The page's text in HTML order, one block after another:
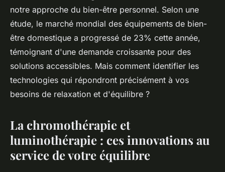
bien-être : découvrez
Divonne-les-Bains
Lisa•9 mars 2026•7 min de lecture
notre approche du bien-être personnel. Selon une
étude, le marché mondial des équipements de bien-
être domestique a progressé de 23% cette année,
témoignant d'une demande croissante pour des
solutions accessibles. Mais comment identifier les
technologies qui répondront précisément à vos
besoins de relaxation et d'équilibre ?
La chromothérapie et
luminothérapie : ces innovations au
service de votre équilibre